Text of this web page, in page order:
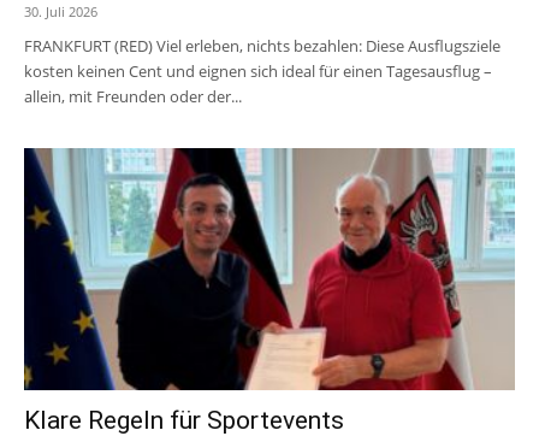
30. Juli 2026
FRANKFURT (RED) Viel erleben, nichts bezahlen: Diese Ausflugsziele
kosten keinen Cent und eignen sich ideal für einen Tagesausflug –
allein, mit Freunden oder der...
Klare Regeln für Sportevents